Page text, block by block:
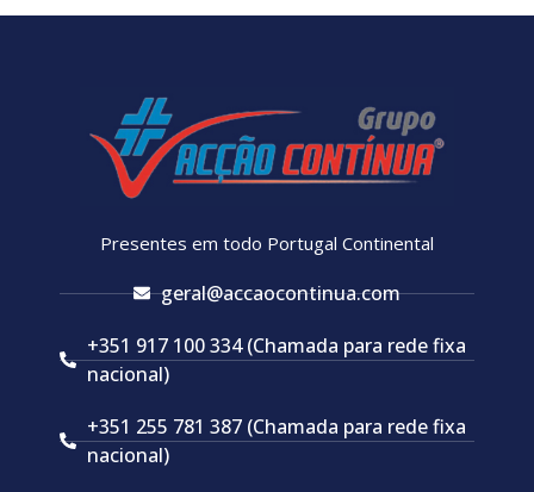
Presentes em todo Portugal Continental
geral@accaocontinua.com
+351 917 100 334 (Chamada para rede fixa
nacional)
+351 255 781 387 (Chamada para rede fixa
nacional)